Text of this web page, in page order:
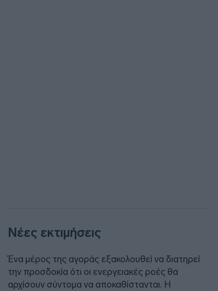
Νέες εκτιμήσεις
Ένα μέρος της αγοράς εξακολουθεί να διατηρεί
την προσδοκία ότι οι ενεργειακές ροές θα
αρχίσουν σύντομα να αποκαθίστανται. Η